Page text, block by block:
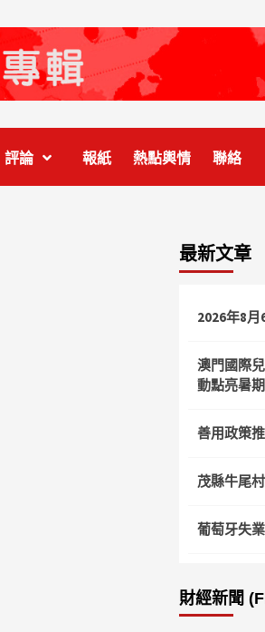
評論 報紙 熱點輿情 聯絡
最新文章
2026年8月
澳門國際
動點亮暑
善用政策
茂縣牛尾
葡萄牙失
財經新聞